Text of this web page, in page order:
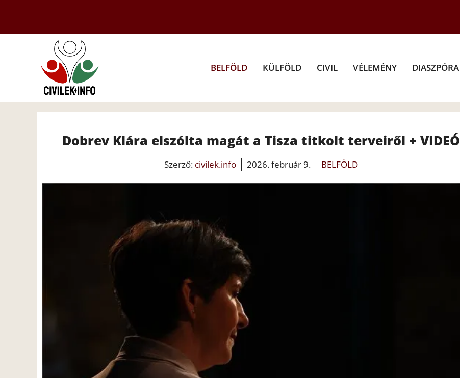
tartalomba
BELFÖLD KÜLFÖLD CIVIL VÉLEMÉNY DIASZPÓRA
Dobrev Klára elszólta magát a Tisza titkolt terveiről + VIDEÓ
Szerző: civilek.info 2026. február 9. BELFÖLD